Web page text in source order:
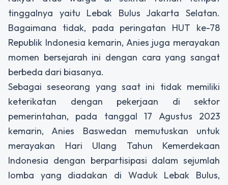
tinggalnya yaitu Lebak Bulus Jakarta Selatan.
Bagaimana tidak, pada peringatan HUT ke-78
Republik Indonesia kemarin, Anies juga merayakan
momen bersejarah ini dengan cara yang sangat
berbeda dari biasanya.
Sebagai seseorang yang saat ini tidak memiliki
keterikatan dengan pekerjaan di sektor
pemerintahan, pada tanggal 17 Agustus 2023
kemarin, Anies Baswedan memutuskan untuk
merayakan Hari Ulang Tahun Kemerdekaan
Indonesia dengan berpartisipasi dalam sejumlah
lomba yang diadakan di Waduk Lebak Bulus,